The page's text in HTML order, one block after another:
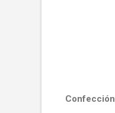
Confección